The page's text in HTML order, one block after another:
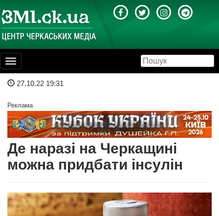
Toggle
navigation
27.10.22 19:31
Реклама
Де наразі на Черкащині
можна придбати інсулін